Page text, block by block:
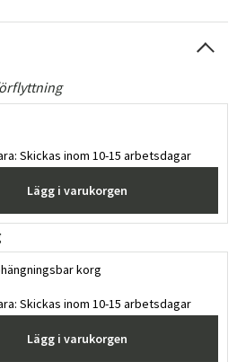
: Skickas inom 10-15 arbetsdagar
Lägg i varukorgen
korg
: Skickas inom 10-15 arbetsdagar
Lägg i varukorgen